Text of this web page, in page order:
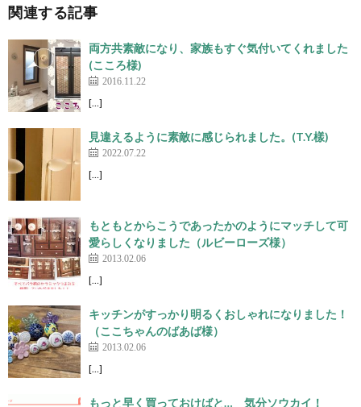
関連する記事
両方共素敵になり、家族もすぐ気付いてくれました
(こころ様)
2016.11.22
[…]
見違えるように素敵に感じられました。(T.Y.樣)
2022.07.22
[…]
もともとからこうであったかのようにマッチして可
愛らしくなりました（ルビーローズ様）
2013.02.06
[…]
キッチンがすっかり明るくおしゃれになりました！
（ここちゃんのばあば様）
2013.02.06
[…]
もっと早く買っておけばと… 気分ソウカイ！